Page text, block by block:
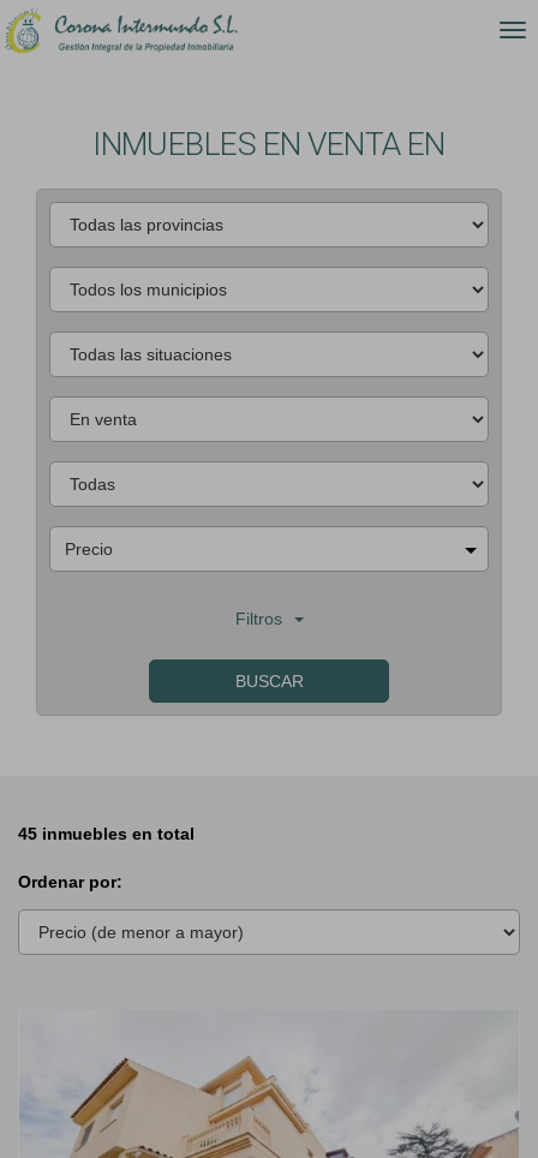
INMUEBLES EN VENTA EN
Precio
Filtros
BUSCAR
45 inmuebles en total
Ordenar por: